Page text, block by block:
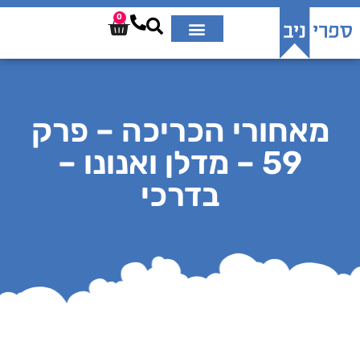
0
מאחורי הכריכה – פרק
59 – מדלן ואנונו –
בדרכי